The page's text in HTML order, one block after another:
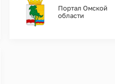
Портал Омской
области